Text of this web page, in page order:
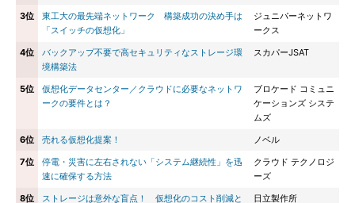
3位
東工大の最先端ネットワーク 構築成功の決め手は
「スイッチの仮想化」
ジュニパーネットワ
ークス
4位
バックアップ不要で高セキュリティなストレージ環
境構築法
スカパーJSAT
5位
仮想化データセンター／クラウドに必要なネットワ
ークの要件とは？
ブロケード コミュニ
ケーションズ システ
ムズ
6位
売れる仮想化提案！
ノベル
7位
停電・災害に左右されない「システム継続性」を迅
速に確保する方法
クラウド テクノロジ
ーズ
8位
ストレージは意外な盲点！ 仮想化のコスト削減と
日立製作所